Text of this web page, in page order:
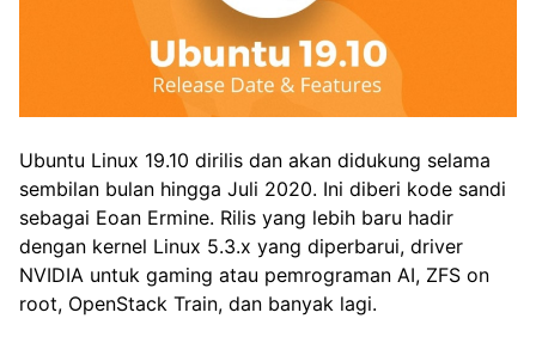
Ubuntu Linux 19.10 dirilis dan akan didukung selama
sembilan bulan hingga Juli 2020. Ini diberi kode sandi
sebagai Eoan Ermine. Rilis yang lebih baru hadir
dengan kernel Linux 5.3.x yang diperbarui, driver
NVIDIA untuk gaming atau pemrograman AI, ZFS on
root, OpenStack Train, dan banyak lagi.